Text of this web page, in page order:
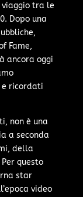
tra le
Dopo una
Fame,
ancora oggi
e ricordati
non è una
a seconda
della
questo
star
video